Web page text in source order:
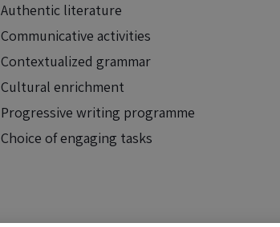
Authentic literature
Communicative activities
Contextualized grammar
Cultural enrichment
Progressive writing programme
Choice of engaging tasks